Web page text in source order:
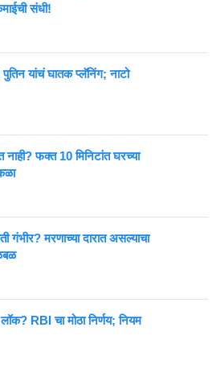
संधी!
यांचं घातक प्लॅनिंग; नाटो
फक्त 10 मिनिटांत घरच्या
गंभीर? मरणाच्या दारात असल्याचा
RBI चा मोठा निर्णय; नियम